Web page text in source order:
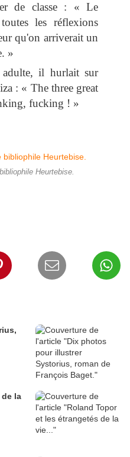
de classe : « Le
les réflexions
qu'on arriverait un
»
adulte, il hurlait sur
: « The three great
fucking ! »
Heurtebise.
la